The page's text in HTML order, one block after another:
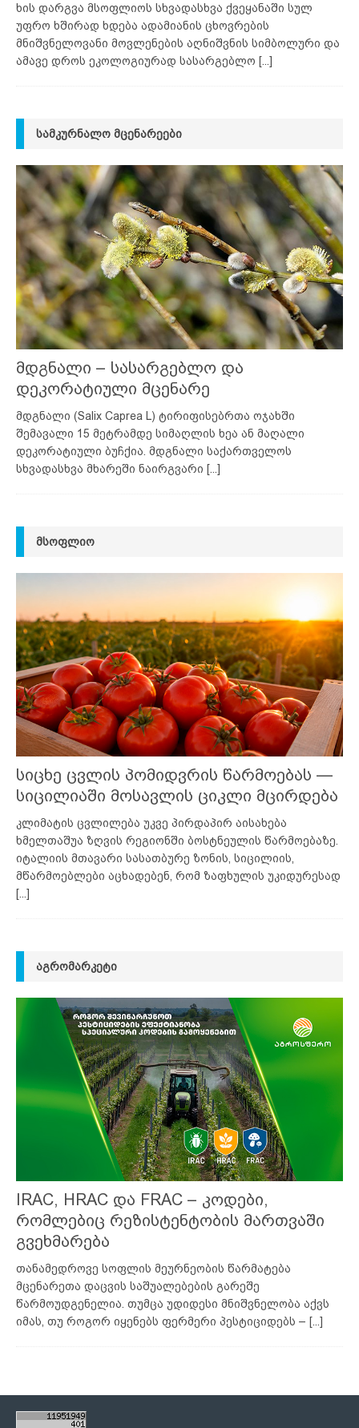
ხის დარგვა მსოფლიოს სხვადასხვა ქვეყანაში სულ
უფრო ხშირად ხდება ადამიანის ცხოვრების
მნიშვნელოვანი მოვლენების აღნიშვნის სიმბოლური და
ამავე დროს ეკოლოგიურად სასარგებლო [...]
ᲡᲐᲛᲙᲣᲠᲜᲐᲚᲝ ᲛᲪᲔᲜᲐᲠᲔᲔᲑᲘ
მდგნალი – სასარგებლო და
დეკორატიული მცენარე
მდგნალი (Salix Caprea L) ტირიფისებრთა ოჯახში
შემავალი 15 მეტრამდე სიმაღლის ხეა ან მაღალი
დეკორატიული ბუჩქია. მდგნალი საქართველოს
სხვადასხვა მხარეში ნაირგვარი [...]
ᲛᲡᲝᲤᲚᲘᲝ
სიცხე ცვლის პომიდვრის წარმოებას —
სიცილიაში მოსავლის ციკლი მცირდება
კლიმატის ცვლილება უკვე პირდაპირ აისახება
ხმელთაშუა ზღვის რეგიონში ბოსტნეულის წარმოებაზე.
იტალიის მთავარი სასათბურე ზონის, სიცილიის,
მწარმოებლები აცხადებენ, რომ ზაფხულის უკიდურესად
[...]
ᲐᲒᲠᲝᲛᲐᲠᲙᲔᲢᲘ
IRAC, HRAC და FRAC – კოდები,
რომლებიც რეზისტენტობის მართვაში
გვეხმარება
თანამედროვე სოფლის მეურნეობის წარმატება
მცენარეთა დაცვის საშუალებების გარეშე
წარმოუდგენელია. თუმცა უდიდესი მნიშვნელობა აქვს
იმას, თუ როგორ იყენებს ფერმერი პესტიციდებს – [...]